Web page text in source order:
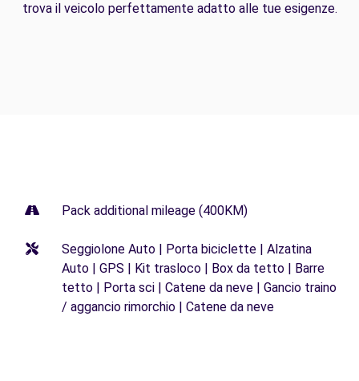
trova il veicolo perfettamente adatto alle tue esigenze.
Pack additional mileage (400KM)
Seggiolone Auto | Porta biciclette | Alzatina
Auto | GPS | Kit trasloco | Box da tetto | Barre
tetto | Porta sci | Catene da neve | Gancio traino
/ aggancio rimorchio | Catene da neve